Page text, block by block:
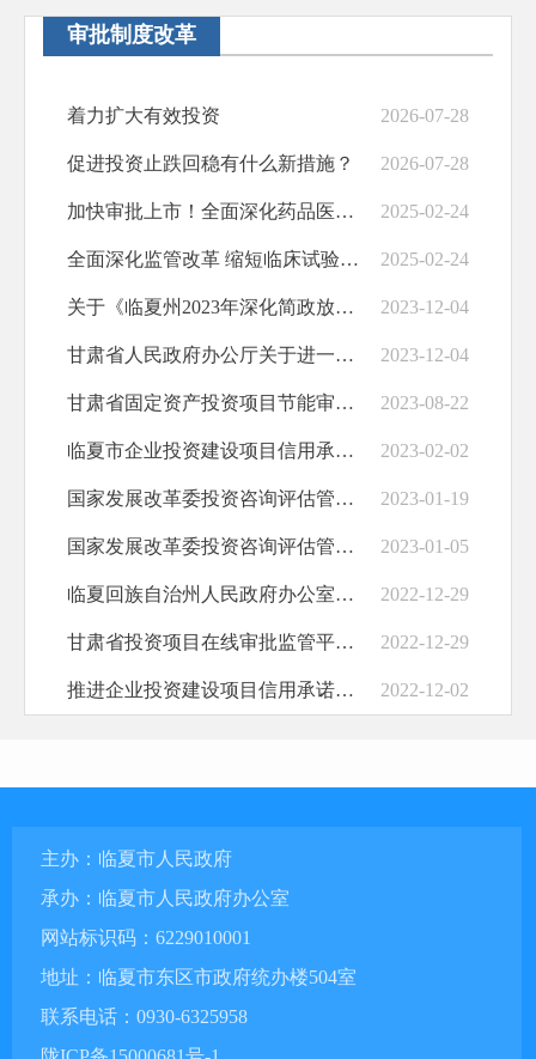
治安管理
规划纲要
基层政务公开
回应关切
政府预算决算
放管服改革
应急预案
公共企事业信息公开
基层政务公开标准化规范化
审批制度改革
着力扩大有效投资 2026-07-28
促进投资止跌回稳有什么新措施？ 2026-07-28
加快审批上市！全面深化药品医疗器械监管改革 2025-02-24
全面深化监管改革 缩短临床试验审评审批时限——加快创新药和医疗器械上市 2025-02-24
关于《临夏州2023年深化简政放权放管结合优化服务改革工作要点》解读 2023-12-04
甘肃省人民政府办公厅关于进一步优化工程建设项目审批服务的通知 2023-12-04
甘肃省固定资产投资项目节能审查实施办法 2023-08-22
临夏市企业投资建设项目信用承诺制改革试点测试工作实施细则（试行） 2023-02-02
国家发展改革委投资咨询评估管理办法 2023-01-19
国家发展改革委投资咨询评估管理办法 2023-01-05
临夏回族自治州人民政府办公室关于推行企业投资建设项目信用承诺制改革的若干意见 2022-12-29
甘肃省投资项目在线审批监管平台操作手册 2022-12-29
推进企业投资建设项目信用承诺制改革试点，持续优化投资建设领域营商环境 2022-12-02
主办：临夏市人民政府
承办：临夏市人民政府办公室
网站标识码：6229010001
地址：临夏市东区市政府统办楼504室
联系电话：0930-6325958